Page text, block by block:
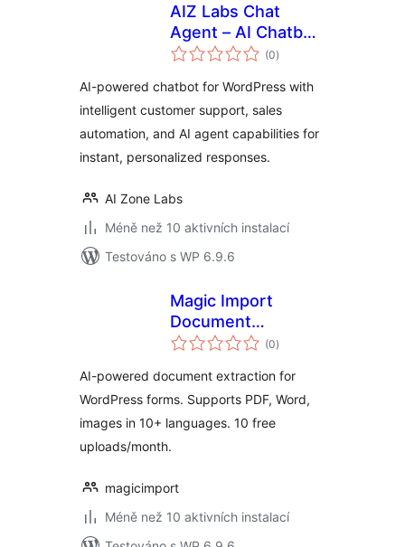
AIZ Labs Chat
Agent – AI Chatbot
Agent for
& Sales
(0celkové
hodnocení
)
AI-powered chatbot for WordPress with
intelligent customer support, sales
automation, and AI agent capabilities for
instant, personalized responses.
AI Zone Labs
Méně než 10 aktivních instalací
Testováno s WP 6.9.6
Magic Import
Document
Extractor
(0celkové
hodnocení
)
AI-powered document extraction for
WordPress forms. Supports PDF, Word,
images in 10+ languages. 10 free
uploads/month.
magicimport
Méně než 10 aktivních instalací